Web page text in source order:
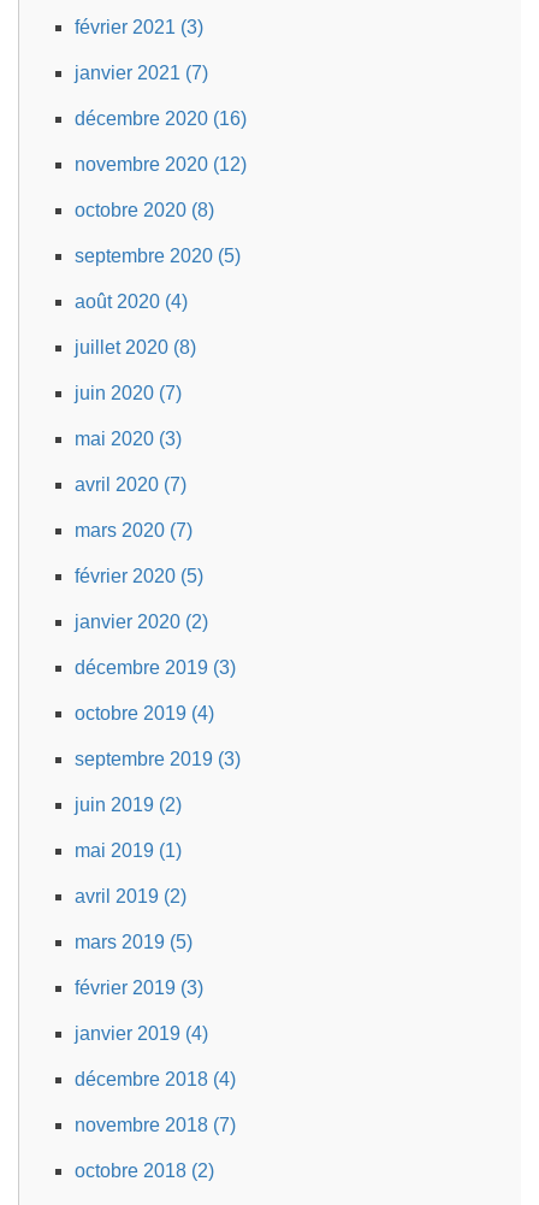
février 2021 (3)
janvier 2021 (7)
décembre 2020 (16)
novembre 2020 (12)
octobre 2020 (8)
septembre 2020 (5)
août 2020 (4)
juillet 2020 (8)
juin 2020 (7)
mai 2020 (3)
avril 2020 (7)
mars 2020 (7)
février 2020 (5)
janvier 2020 (2)
décembre 2019 (3)
octobre 2019 (4)
septembre 2019 (3)
juin 2019 (2)
mai 2019 (1)
avril 2019 (2)
mars 2019 (5)
février 2019 (3)
janvier 2019 (4)
décembre 2018 (4)
novembre 2018 (7)
octobre 2018 (2)